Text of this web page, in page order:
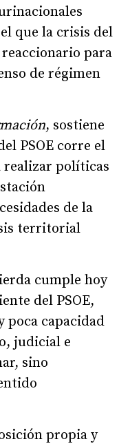
que la crisis del
para
de régimen
, sostiene
PSOE corre el
realizar políticas
de la
territorial
cumple hoy
del PSOE,
poca capacidad
judicial e
sino
propia y